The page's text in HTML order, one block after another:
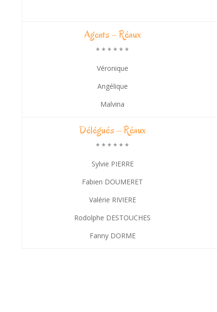
Agents – Réaux
* * * * * *
Véronique
Angélique
Malvina
Délégués – Réaux
* * * * * *
Sylvie PIERRE
Fabien DOUMERET
Valérie RIVIERE
Rodolphe DESTOUCHES
Fanny DORME